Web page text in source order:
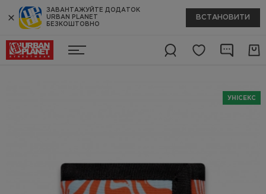
ЗАВАНТАЖУЙТЕ ДОДАТОК
URBAN PLANET
БЕЗКОШТОВНО
ВСТАНОВИТИ
УНІСЕКС